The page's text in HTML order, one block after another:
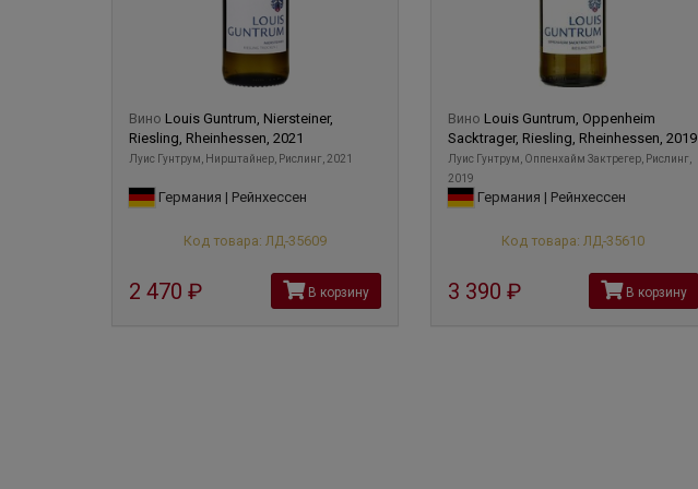
Вино Louis Guntrum, Niersteiner,
Riesling, Rheinhessen, 2021
Луис Гунтрум, Нирштайнер, Рислинг, 2021
Германия | Рейнхессен
Код товара: ЛД-35609
2 470 В корзину
Вино Louis Guntrum, Oppenheim
Sacktrager, Riesling, Rheinhessen, 2019
Луис Гунтрум, Оппенхайм Зактрегер, Рислинг,
2019
Германия | Рейнхессен
Код товара: ЛД-35610
3 390 В корзину